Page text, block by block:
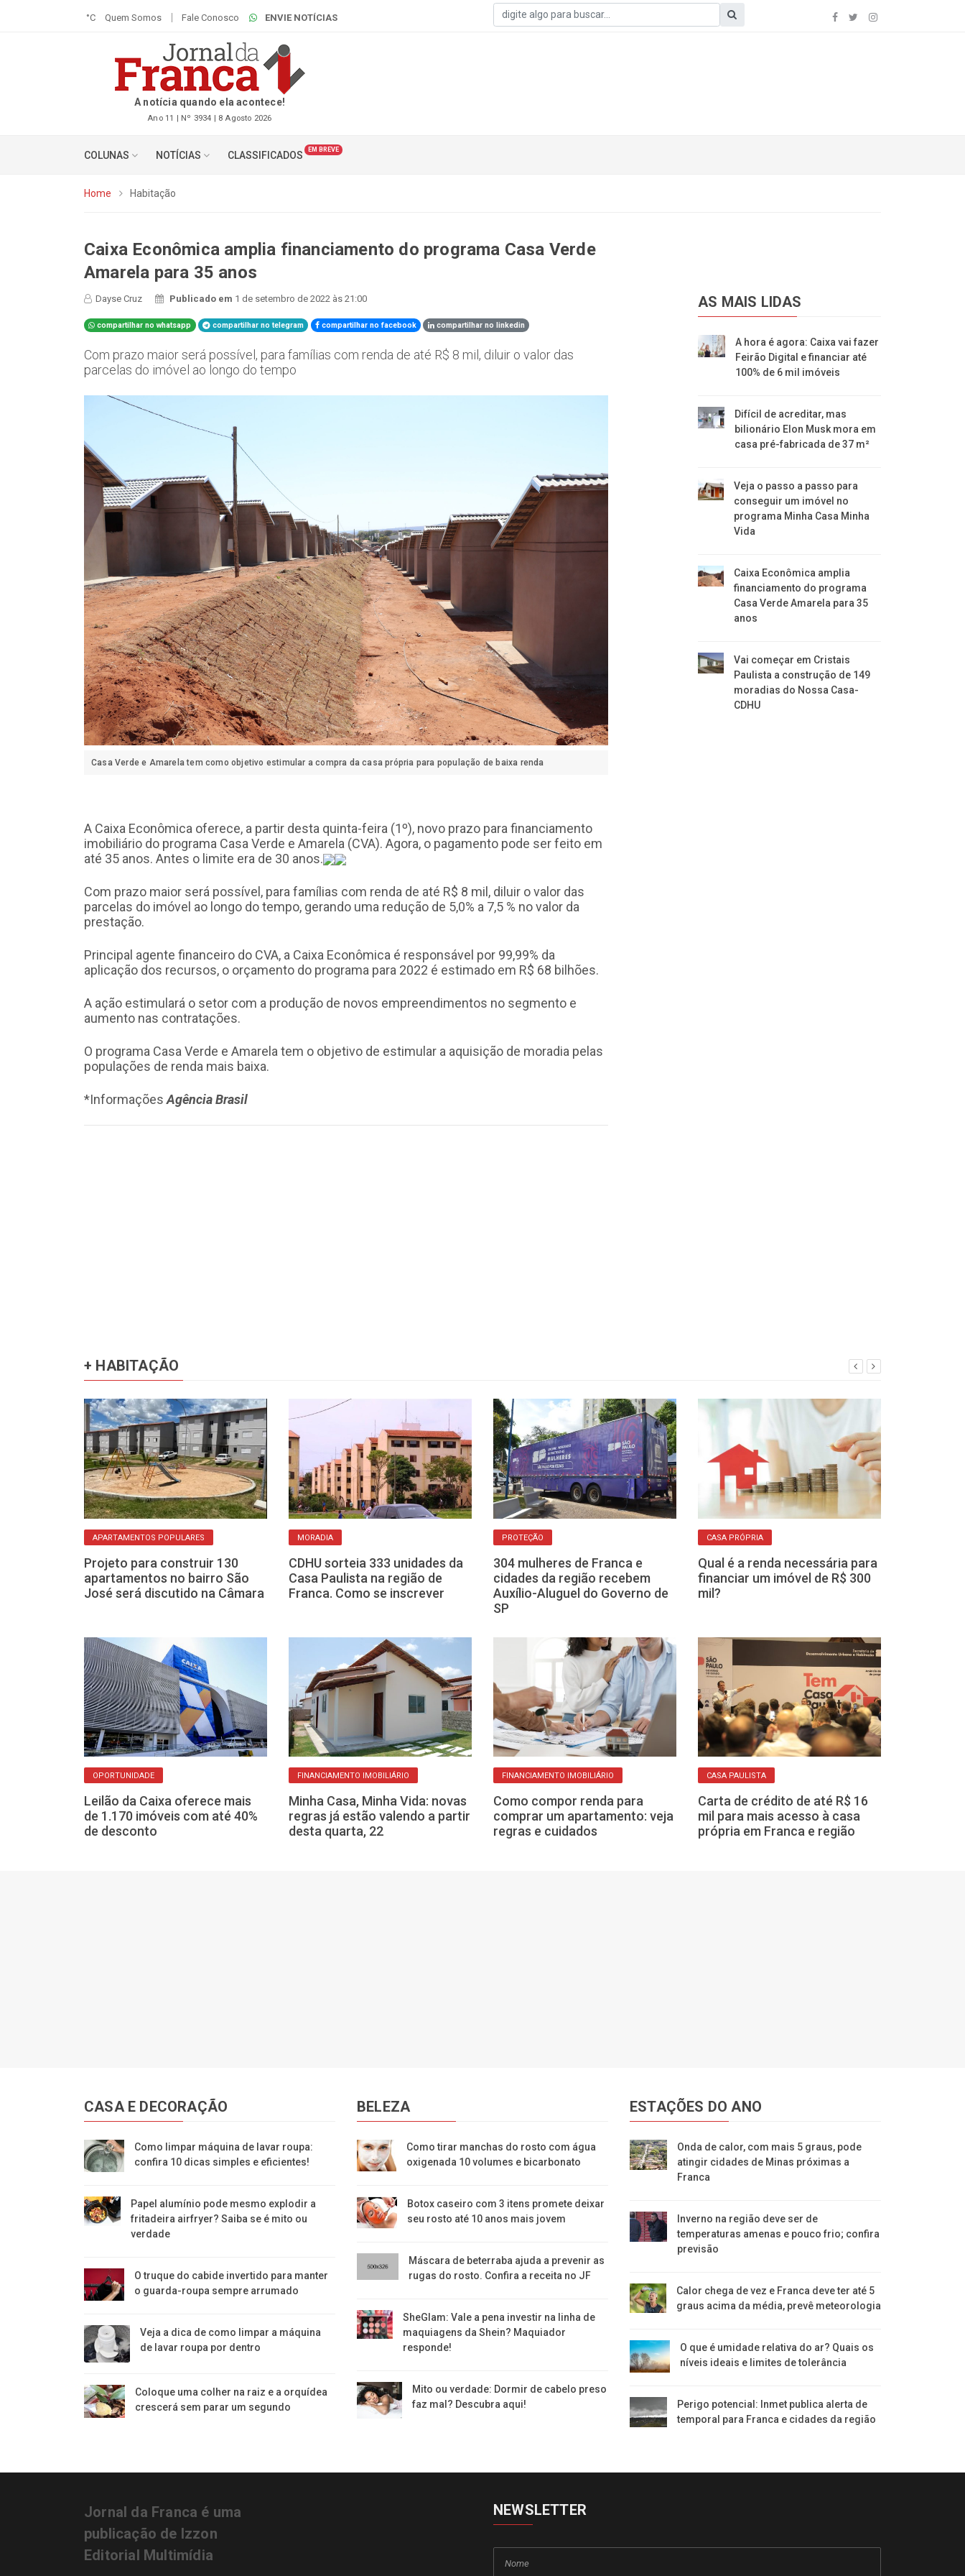
°C Quem Somos Fale Conosco ENVIE NOTÍCIAS
A notícia quando ela acontece!
Ano 11 | Nº 3934 | 8 Agosto 2026
COLUNAS NOTÍCIAS CLASSIFICADOS EM BREVE
Home Habitação
Caixa Econômica amplia financiamento do programa Casa Verde
Amarela para 35 anos
Dayse Cruz Publicado em 1 de setembro de 2022 às 21:00
compartilhar no whatsapp compartilhar no telegram compartilhar no facebook compartilhar no linkedin
Com prazo maior será possível, para famílias com renda de até R$ 8 mil, diluir o valor das
parcelas do imóvel ao longo do tempo
Casa Verde e Amarela tem como objetivo estimular a compra da casa própria para população de baixa renda
A Caixa Econômica oferece, a partir desta quinta-feira (1º), novo prazo para financiamento
imobiliário do programa Casa Verde e Amarela (CVA). Agora, o pagamento pode ser feito em
até 35 anos. Antes o limite era de 30 anos.
Com prazo maior será possível, para famílias com renda de até R$ 8 mil, diluir o valor das
parcelas do imóvel ao longo do tempo, gerando uma redução de 5,0% a 7,5 % no valor da
prestação.
Principal agente financeiro do CVA, a Caixa Econômica é responsável por 99,99% da
aplicação dos recursos, o orçamento do programa para 2022 é estimado em R$ 68 bilhões.
A ação estimulará o setor com a produção de novos empreendimentos no segmento e
aumento nas contratações.
O programa Casa Verde e Amarela tem o objetivo de estimular a aquisição de moradia pelas
populações de renda mais baixa.
*InformaçõesAgência Brasil
AS MAIS LIDAS
A hora é agora: Caixa vai fazer
Feirão Digital e financiar até
100% de 6 mil imóveis
Difícil de acreditar, mas
bilionário Elon Musk mora em
casa pré-fabricada de 37 m²
Veja o passo a passo para
conseguir um imóvel no
programa Minha Casa Minha
Vida
Caixa Econômica amplia
financiamento do programa
Casa Verde Amarela para 35
anos
Vai começar em Cristais
Paulista a construção de 149
moradias do Nossa Casa-
CDHU
+ HABITAÇÃO
APARTAMENTOS POPULARES
Projeto para construir 130
apartamentos no bairro São
José será discutido na Câmara
MORADIA
CDHU sorteia 333 unidades da
Casa Paulista na região de
Franca. Como se inscrever
PROTEÇÃO
304 mulheres de Franca e
cidades da região recebem
Auxílio-Aluguel do Governo de
SP
CASA PRÓPRIA
Qual é a renda necessária para
financiar um imóvel de R$ 300
mil?
OPORTUNIDADE
Leilão da Caixa oferece mais
de 1.170 imóveis com até 40%
de desconto
FINANCIAMENTO IMOBILIÁRIO
Minha Casa, Minha Vida: novas
regras já estão valendo a partir
desta quarta, 22
FINANCIAMENTO IMOBILIÁRIO
Como compor renda para
comprar um apartamento: veja
regras e cuidados
CASA PAULISTA
Carta de crédito de até R$ 16
mil para mais acesso à casa
própria em Franca e região
CASA E DECORAÇÃO
Como limpar máquina de lavar roupa:
confira 10 dicas simples e eficientes!
Papel alumínio pode mesmo explodir a
fritadeira airfryer? Saiba se é mito ou
verdade
O truque do cabide invertido para manter
o guarda-roupa sempre arrumado
Veja a dica de como limpar a máquina
de lavar roupa por dentro
Coloque uma colher na raiz e a orquídea
crescerá sem parar um segundo
BELEZA
Como tirar manchas do rosto com água
oxigenada 10 volumes e bicarbonato
Botox caseiro com 3 itens promete deixar
seu rosto até 10 anos mais jovem
Máscara de beterraba ajuda a prevenir as
rugas do rosto. Confira a receita no JF
SheGlam: Vale a pena investir na linha de
maquiagens da Shein? Maquiador
responde!
Mito ou verdade: Dormir de cabelo preso
faz mal? Descubra aqui!
ESTAÇÕES DO ANO
Onda de calor, com mais 5 graus, pode
atingir cidades de Minas próximas a
Franca
Inverno na região deve ser de
temperaturas amenas e pouco frio; confira
previsão
Calor chega de vez e Franca deve ter até 5
graus acima da média, prevê meteorologia
O que é umidade relativa do ar? Quais os
níveis ideais e limites de tolerância
Perigo potencial: Inmet publica alerta de
temporal para Franca e cidades da região
Jornal da Franca é uma
publicação de Izzon
Editorial Multimídia
NEWSLETTER